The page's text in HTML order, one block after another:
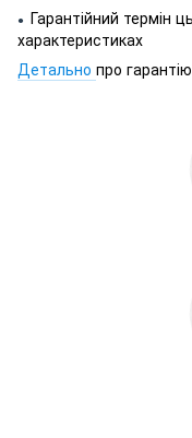
● Гарантійний термін
характеристиках
Детально про гарантію